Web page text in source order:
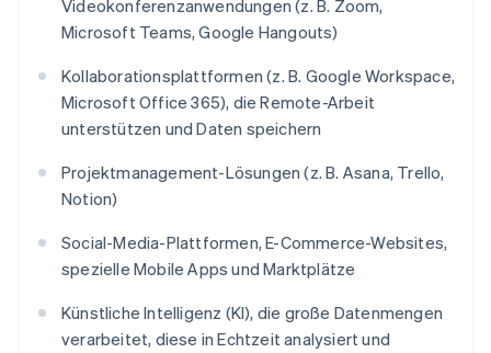
Videokonferenzanwendungen (z. B. Zoom,
Microsoft Teams, Google Hangouts)
Kollaborationsplattformen (z. B. Google Workspace,
Microsoft Office 365), die Remote-Arbeit
unterstützen und Daten speichern
Projektmanagement-Lösungen (z. B. Asana, Trello,
Notion)
Social-Media-Plattformen, E-Commerce-Websites,
spezielle Mobile Apps und Marktplätze
Künstliche Intelligenz (KI), die große Datenmengen
verarbeitet, diese in Echtzeit analysiert und